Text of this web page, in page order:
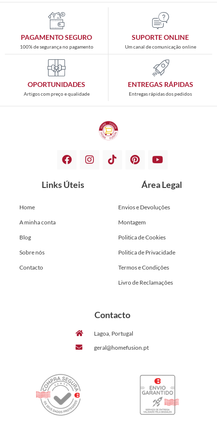
PAGAMENTO SEGURO
100% de segurança no pagamento
SUPORTE ONLINE
Um canal de comunicação online
OPORTUNIDADES
Artigos com preço e qualidade
ENTREGAS RÁPIDAS
Entregas rápidas dos pedidos
Links Úteis
Home
A minha conta
Blog
Sobre nós
Contacto
Área Legal
Envios e Devoluções
Montagem
Politica de Cookies
Politica de Privacidade
Termos e Condições
Livro de Reclamações
Contacto
Lagoa, Portugal
geral@homefusion.pt